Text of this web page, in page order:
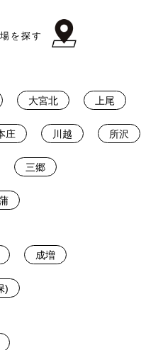
を探す
大宮北 上尾
庄 川越 所沢
三郷
成増
)